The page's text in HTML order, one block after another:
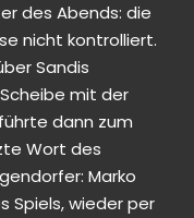
des Abends: die
nicht kontrolliert.
Sandis
mit der
dann zum
Wort des
Marko
Spiels, wieder per